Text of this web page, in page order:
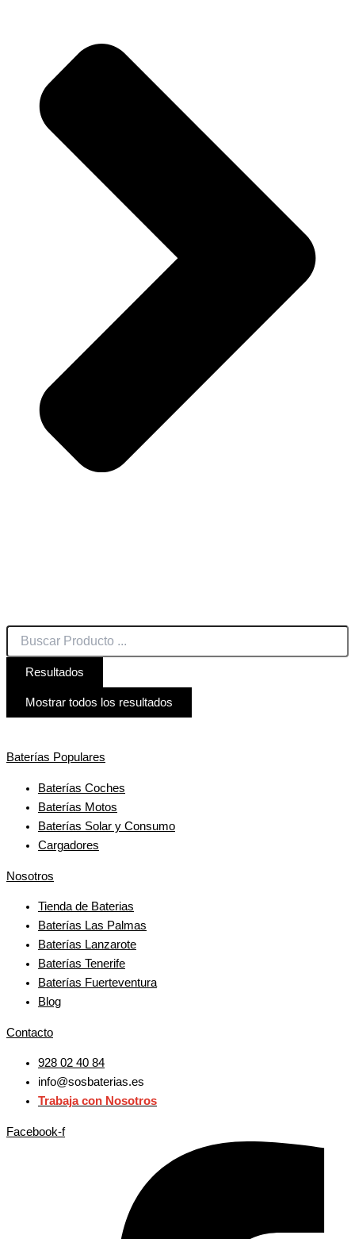
Resultados
Mostrar todos los resultados
Baterías Populares
Baterías Coches
Baterías Motos
Baterías Solar y Consumo
Cargadores
Nosotros
Tienda de Baterias
Baterías Las Palmas
Baterías Lanzarote
Baterías Tenerife
Baterías Fuerteventura
Blog
Contacto
928 02 40 84
info@sosbaterias.es
Trabaja con Nosotros
Facebook-f